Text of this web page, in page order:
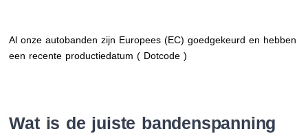
Al onze autobanden zijn Europees (EC) goedgekeurd en hebben
een recente productiedatum ( Dotcode )
Wat is de juiste bandenspanning